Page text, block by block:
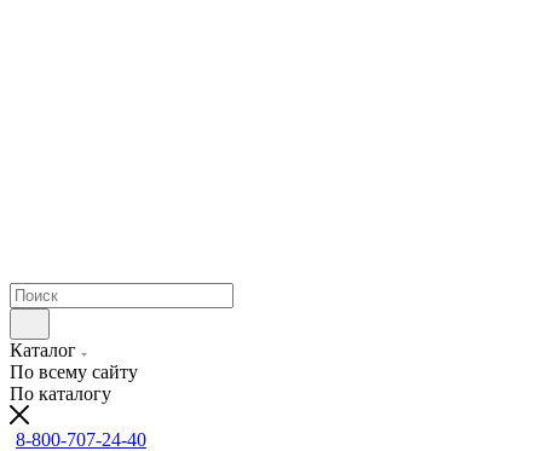
Каталог
По всему сайту
По каталогу
8-800-707-24-40